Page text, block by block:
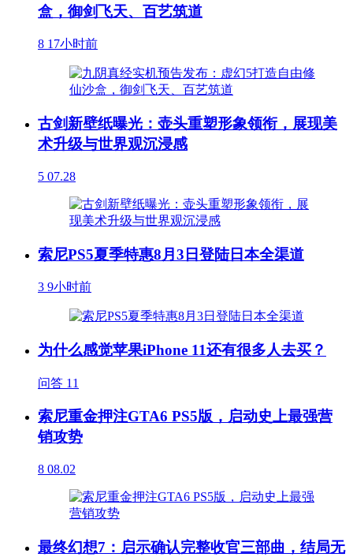
盒，御剑飞天、百艺筑道
8 17小时前
古剑新壁纸曝光：壶头重塑形象领衔，展现美
术升级与世界观沉浸感
5 07.28
索尼PS5夏季特惠8月3日登陆日本全渠道
3 9小时前
为什么感觉苹果iPhone 11还有很多人去买？
问答 11
索尼重金押注GTA6 PS5版，启动史上最强营
销攻势
8 08.02
最终幻想7：启示确认完整收官三部曲，结局无